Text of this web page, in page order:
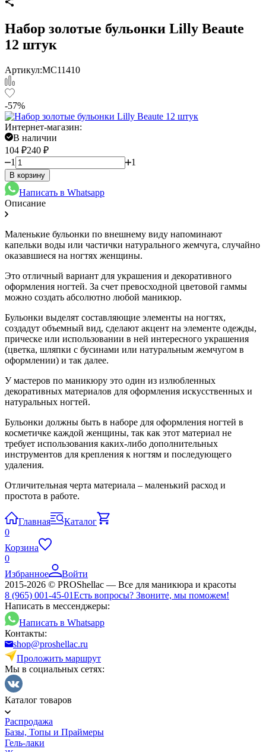
Набор золотые бульонки Lilly Beaute
12 штук
Артикул:МС11410
-57%
Интернет-магазин:
В наличии
104 ₽240 ₽
1
1
В корзину
Написать в Whatsapp
Описание
Маленькие бульонки по внешнему виду напоминают
капельки воды или частички натурального жемчуга, случайно
оказавшиеся на ногтях женщины.
Это отличный вариант для украшения и декоративного
оформления ногтей. За счет превосходной цветовой гаммы
можно создать абсолютно любой маникюр.
Бульонки выделят составляющие элементы на ногтях,
создадут объемный вид, сделают акцент на элементе одежды,
прическе или использовании в ней интересного украшения
(цветка, шляпки с бусинами или натуральным жемчугом в
оформлении) и так далее.
У мастеров по маникюру это один из излюбленных
декоративных материалов для оформления искусственных и
натуральных ногтей.
Бульонки должны быть в наборе для оформления ногтей в
косметичке каждой женщины, так как этот материал не
требует использования каких-либо дополнительных
инструментов для крепления к ногтям и последующего
удаления.
Отличительная черта материала – маленький расход и
простота в работе.
Главная
Каталог
0
Корзина
0
Избранное
Войти
2015-2026 © PROShellac — Все для маникюра и красоты
8 (965) 001-45-01Есть вопросы? Звоните, мы поможем!
Написать в мессенджеры:
Написать в Whatsapp
Контакты:
shop@proshellac.ru
Проложить маршрут
Мы в социальных сетях:
Каталог товаров
Распродажа
Базы, Топы и Праймеры
Гель-лаки